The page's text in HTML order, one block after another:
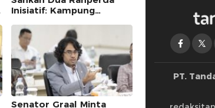
Inisiatif: Kampung
Serentak
Senator Graal Minta
PT.